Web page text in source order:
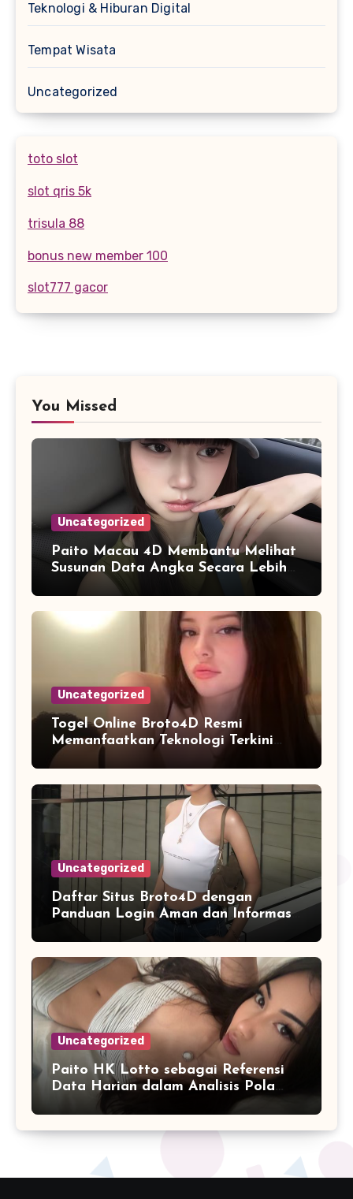
Teknologi & Hiburan Digital
Tempat Wisata
Uncategorized
toto slot
slot qris 5k
trisula 88
bonus new member 100
slot777 gacor
You Missed
Uncategorized
Paito Macau 4D Membantu Melihat
Susunan Data Angka Secara Lebih
Praktis dan Efisien
Uncategorized
Togel Online Broto4D Resmi
Memanfaatkan Teknologi Terkini
untuk Meningkatkan Kualitas
Uncategorized
Daftar Situs Broto4D dengan
Panduan Login Aman dan Informasi
Uncategorized
Paito HK Lotto sebagai Referensi
Data Harian dalam Analisis Pola